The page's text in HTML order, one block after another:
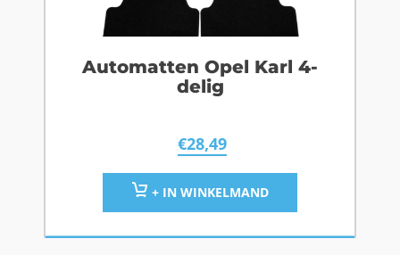
Automatten Opel Karl 4-
delig
€28,49
+ IN WINKELMAND